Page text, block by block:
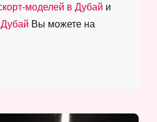
моделей в Дубай и
Дубай Вы можете на